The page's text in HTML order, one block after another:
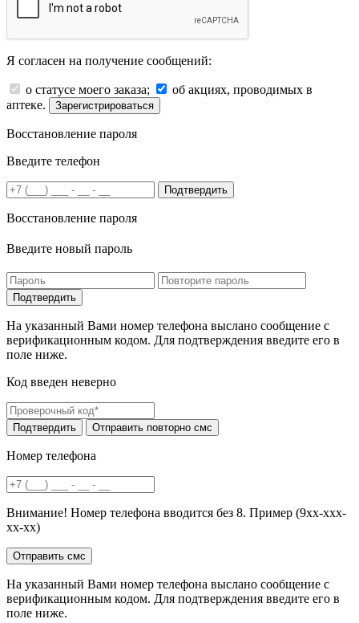
Я согласен на получение сообщений:
о статусе моего заказа;
об акциях, проводимых в
аптеке.
Зарегистрироваться
Восстановление пароля
Введите телефон
Подтвердить
Восстановление пароля
Введите новый пароль
На указанный Вами номер телефона выслано сообщение с
верификационным кодом. Для подтверждения введите его в
поле ниже.
Код введен неверно
Номер телефона
Внимание! Номер телефона вводится без 8. Пример (9хх-ххх-
хх-хх)
На указанный Вами номер телефона выслано сообщение с
верификационным кодом. Для подтверждения введите его в
поле ниже.